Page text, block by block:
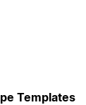
Templates